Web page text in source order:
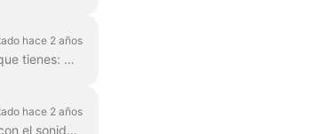
hace 2 años
En Wave.video, puedes dar el estilo que quieras a tu texto en vídeo. Estas son las opciones de edición que tienes: Cambiar el tipo de letra Cambiar la co...
hace 2 años
Añadir texto a tu vídeo te ayuda a transmitir tu mensaje, incluso cuando los espectadores ven el vídeo con el sonido apagado. En Wave.video, puedes hacer precisamente ...